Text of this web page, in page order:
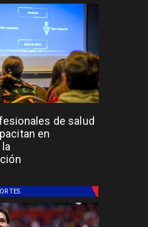
de salud
en
la